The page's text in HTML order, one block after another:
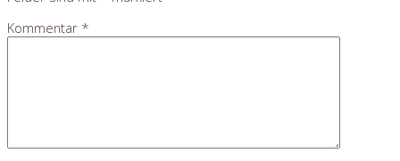
Kommentar *